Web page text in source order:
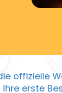
offizielle
Ihre erste